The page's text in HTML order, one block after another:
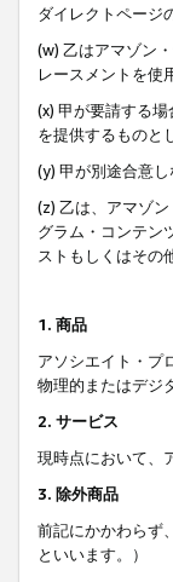
ダイレクトページ
(w) 乙はアマゾン
レースメントを使
(x) 甲が要請する
を提供するものと
(y) 甲が別途合意
(z) 乙は、アマゾ
グラム・コンテン
ストもしくはその
1. 商品
アソシエイト・プ
物理的またはデジ
2. サービス
現時点において、
3. 除外商品
前記にかかわらず
といいます。）